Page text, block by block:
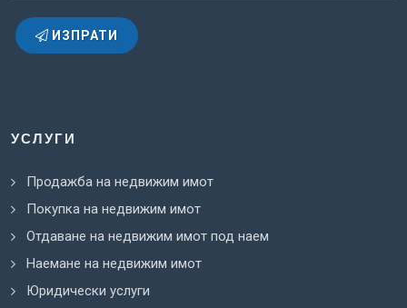
УСЛУГИ
Продажба на недвижим имот
Покупка на недвижим имот
Отдаване на недвижим имот под наем
Наемане на недвижим имот
Юридически услуги
ИЗПРАТИ